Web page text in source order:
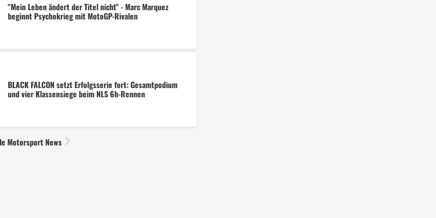
"Mein Leben ändert der Titel nicht" - Marc Marquez
beginnt Psychokrieg mit MotoGP-Rivalen
BLACK FALCON setzt Erfolgsserie fort: Gesamtpodium
und vier Klassensiege beim NLS 6h-Rennen
Motorsport News